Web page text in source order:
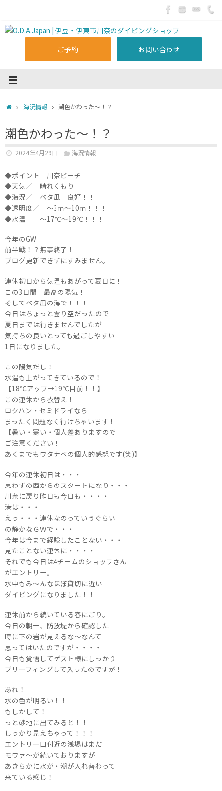
ご予約 お問い合わせ
海況情報 潮色かわった～！？
潮色かわった～！？
2024年4月29日 海況情報
◆ポイント 川奈ビーチ
◆天気／ 晴れくもり
◆海況／ ベタ凪 良好！！
◆透明度／ ～3ｍ～10ｍ！！！
◆水温 ～17℃～19℃！！！
今年のGW
前半戦！？無事終了！
ブログ更新できずにすみません。
連休初日から気温もあがって夏日に！
この3日間 最高の陽気！
そしてベタ凪の海で！！！
今日はちょっと雲り空だったので
夏日までは行きませんでしたが
気持ちの良いとっても過ごしやすい
1日になりました。
この陽気だし！
水温も上がってきているので！
【18℃アップ→19℃目前！！】
この連休から衣替え！
ロクハン・セミドライなら
まったく問題なく行けちゃいます！
【暑い・寒い・個人差ありますので
ご注意ください！
あくまでもワタナベの個人的感想です(笑)】
今年の連休初日は・・・
思わずの西からのスタートになり・・・
川奈に戻り昨日も今日も・・・・
港は・・・
えっ・・・連休なのっていうぐらい
の静かなＧＷで・・・
今年は今まで経験したことない・・・
見たことない連休に・・・・
それでも今日は4チームのショップさん
がエントリー。
水中もみ～んなほぼ貸切に近い
ダイビングになりました！！
連休前から続いている春にごり。
今日の朝一、防波堤から確認した
時に下の岩が見えるな～なんて
思ってはいたのですが・・・・
今日も覚悟してゲスト様にしっかり
ブリーフィングして入ったのですが！
あれ！
水の色が明るい！！
もしかして！
っと砂地に出てみると！！
しっかり見えちゃって！！！
エントリ―口付近の浅場はまだ
モワァ～が続いておりますが
あきらかに水が・潮が入れ替わって
来ている感じ！